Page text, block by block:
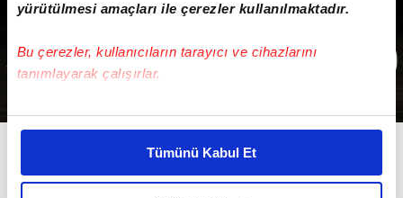
yürütülmesi amaçları ile çerezler kullanılmaktadır.
Bu çerezler, kullanıcıların tarayıcı ve cihazlarını
tanımlayarak çalışırlar.
Bu çerezlere izin vermeniz halinde sizlere özel
daha iyi reklam deneyimi yaşatabiliriz. Bunu yaparken
amacımızın size daha iyi bir reklam deneyimi sunmak
Tümünü Kabul Et
Özgür poşetsever!